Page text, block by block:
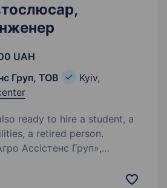
UAH
Груп, ТОВ
Kyiv,
ready to hire a student, a
a retired person.